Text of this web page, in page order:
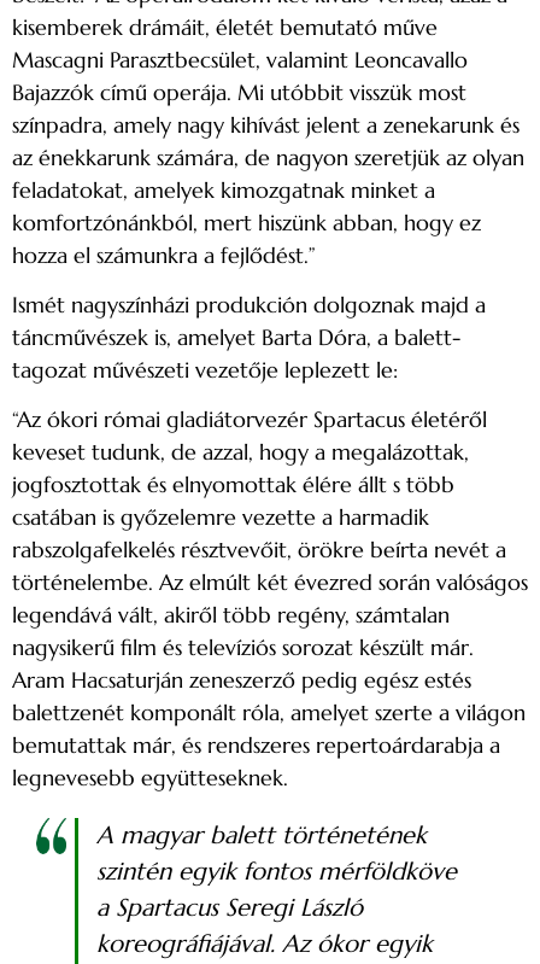
kisemberek drámáit, életét bemutató műve
Mascagni Parasztbecsület, valamint Leoncavallo
Bajazzók című operája. Mi utóbbit visszük most
színpadra, amely nagy kihívást jelent a zenekarunk és
az énekkarunk számára, de nagyon szeretjük az olyan
feladatokat, amelyek kimozgatnak minket a
komfortzónánkból, mert hiszünk abban, hogy ez
hozza el számunkra a fejlődést.”
Ismét nagyszínházi produkción dolgoznak majd a
táncművészek is, amelyet Barta Dóra, a balett-
tagozat művészeti vezetője leplezett le:
“Az ókori római gladiátorvezér Spartacus életéről
keveset tudunk, de azzal, hogy a megalázottak,
jogfosztottak és elnyomottak élére állt s több
csatában is győzelemre vezette a harmadik
rabszolgafelkelés résztvevőit, örökre beírta nevét a
történelembe. Az elmúlt két évezred során valóságos
legendává vált, akiről több regény, számtalan
nagysikerű film és televíziós sorozat készült már.
Aram Hacsaturján zeneszerző pedig egész estés
balettzenét komponált róla, amelyet szerte a világon
bemutattak már, és rendszeres repertoárdarabja a
legnevesebb együtteseknek.
A magyar balett történetének
szintén egyik fontos mérföldköve
a Spartacus Seregi László
koreográfiájával. Az ókor egyik